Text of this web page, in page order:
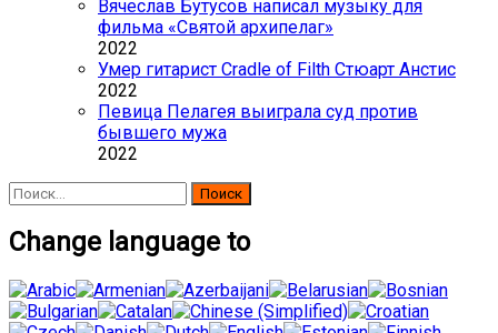
Вячеслав Бутусов написал музыку для
фильма «Святой архипелаг»
2022
Умер гитарист Cradle of Filth Стюарт Анстис
2022
Певица Пелагея выиграла суд против
бывшего мужа
2022
Найти:
Change language to